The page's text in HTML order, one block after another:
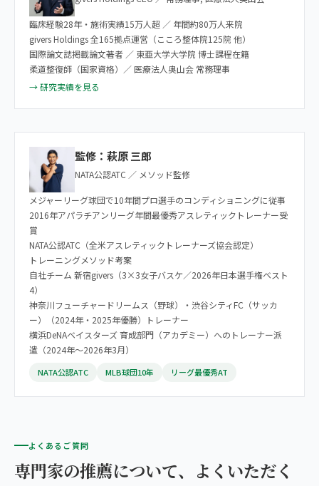
臨床経験28年・施術実績15万人超 ／ 年間約80万人来院
givers Holdings 全165拠点運営（こころ整体院125院 他）
国際論文誌掲載論文著者 ／ 東亜大学大学院 博士課程在籍
柔道整復師（国家資格）／ 医療法人奥山会 常務理事
→ 研究実績を見る
監修：萩原 三郎
NATA公認ATC ／ メソッド監修
メジャーリーグ球団で10年間プロ選手のコンディショニングに従事
2016年アパラチアンリーグ年間最優秀アスレティックトレーナー受
賞
NATA公認ATC（全米アスレティックトレーナーズ協会認定）
トレーニングメソッド考案
自社チーム 新宿givers（3×3女子バスケ／2026年日本選手権ベスト
4）
神奈川フューチャードリームス（野球）・渋谷シティFC（サッカ
ー）（2024年・2025年優勝）トレーナー
横浜DeNAベイスターズ 育成部門（アカデミー）へのトレーナー派
遣（2024年〜2026年3月）
NATA公認ATC MLB球団10年 リーグ最優秀AT
よくあるご質問
専門家の推薦について、よくいただく